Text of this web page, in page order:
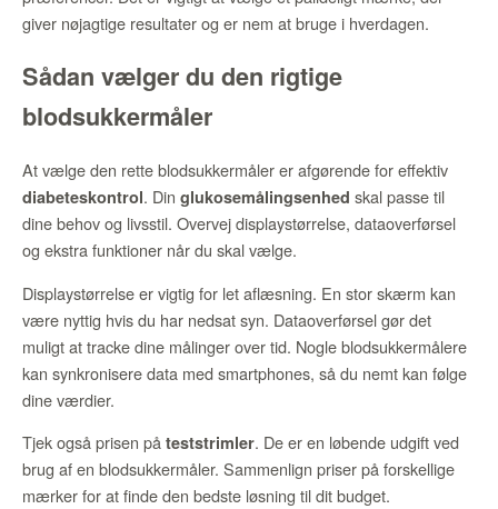
giver nøjagtige resultater og er nem at bruge i hverdagen.
Sådan vælger du den rigtige
blodsukkermåler
At vælge den rette blodsukkermåler er afgørende for effektiv
diabeteskontrol. Din glukosemålingsenhed skal passe til
dine behov og livsstil. Overvej displaystørrelse, dataoverførsel
og ekstra funktioner når du skal vælge.
Displaystørrelse er vigtig for let aflæsning. En stor skærm kan
være nyttig hvis du har nedsat syn. Dataoverførsel gør det
muligt at tracke dine målinger over tid. Nogle blodsukkermålere
kan synkronisere data med smartphones, så du nemt kan følge
dine værdier.
Tjek også prisen på teststrimler. De er en løbende udgift ved
brug af en blodsukkermåler. Sammenlign priser på forskellige
mærker for at finde den bedste løsning til dit budget.